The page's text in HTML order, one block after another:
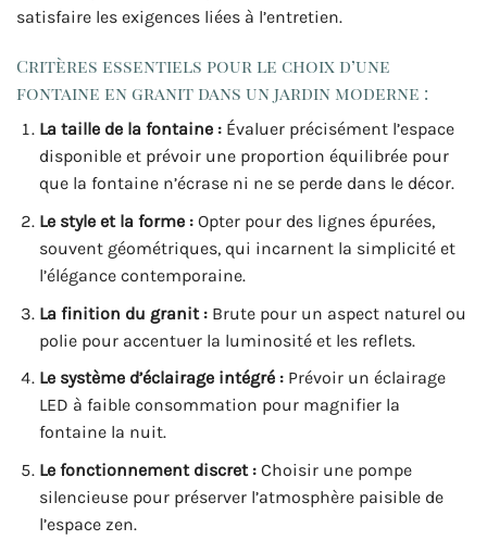
satisfaire les exigences liées à l’entretien.
Critères essentiels pour le choix d’une
fontaine en granit dans un jardin moderne :
La taille de la fontaine :Évaluer précisément l’espace
disponible et prévoir une proportion équilibrée pour
que la fontaine n’écrase ni ne se perde dans le décor.
Le style et la forme :Opter pour des lignes épurées,
souvent géométriques, qui incarnent la simplicité et
l’élégance contemporaine.
La finition du granit :Brute pour un aspect naturel ou
polie pour accentuer la luminosité et les reflets.
Le système d’éclairage intégré :Prévoir un éclairage
LED à faible consommation pour magnifier la
fontaine la nuit.
Le fonctionnement discret :Choisir une pompe
silencieuse pour préserver l’atmosphère paisible de
l’espace zen.